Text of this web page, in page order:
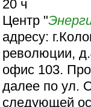
20 ч
Центр "
адресу:
революции,
офис 103.
далее по ул.
следующей